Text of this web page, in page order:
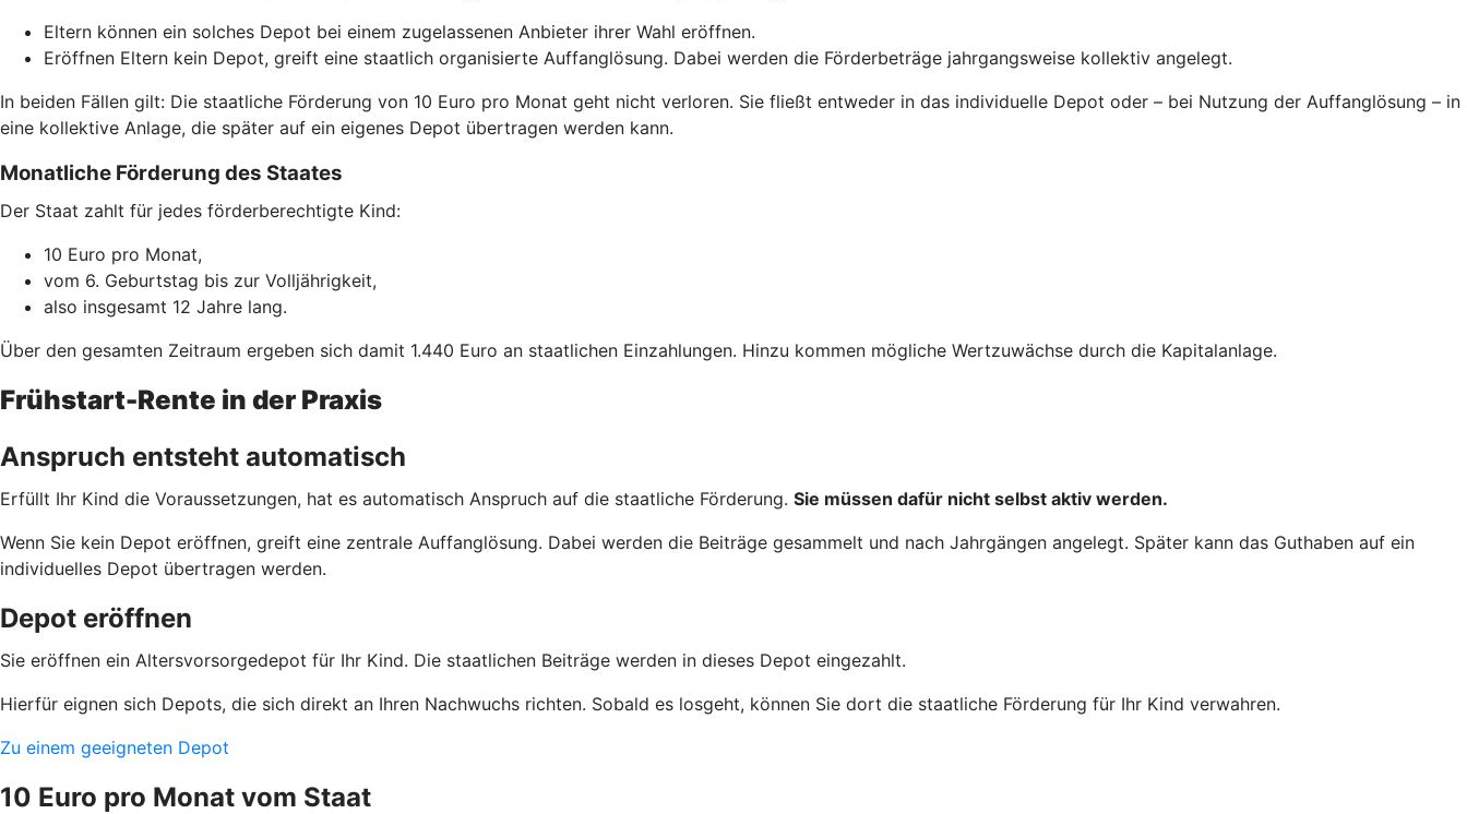
Eltern können ein solches Depot bei einem zugelassenen Anbieter ihrer Wahl eröffnen.
Eröffnen Eltern kein Depot, greift eine staatlich organisierte Auffanglösung. Dabei werden die Förderbeträge jahrgangsweise kollektiv angelegt.
In beiden Fällen gilt: Die staatliche Förderung von 10 Euro pro Monat geht nicht verloren. Sie fließt entweder in das individuelle Depot oder – bei Nutzung der Auffanglösung – in
eine kollektive Anlage, die später auf ein eigenes Depot übertragen werden kann.
Monatliche Förderung des Staates
Der Staat zahlt für jedes förderberechtigte Kind:
10 Euro pro Monat,
vom 6. Geburtstag bis zur Volljährigkeit,
also insgesamt 12 Jahre lang.
Über den gesamten Zeitraum ergeben sich damit 1.440 Euro an staatlichen Einzahlungen. Hinzu kommen mögliche Wertzuwächse durch die Kapitalanlage.
Frühstart-Rente in der Praxis
Anspruch entsteht automatisch
Erfüllt Ihr Kind die Voraussetzungen, hat es automatisch Anspruch auf die staatliche Förderung. Sie müssen dafür nicht selbst aktiv werden.
Wenn Sie kein Depot eröffnen, greift eine zentrale Auffanglösung. Dabei werden die Beiträge gesammelt und nach Jahrgängen angelegt. Später kann das Guthaben auf ein
individuelles Depot übertragen werden.
Depot eröffnen
Sie eröffnen ein Altersvorsorgedepot für Ihr Kind. Die staatlichen Beiträge werden in dieses Depot eingezahlt.
Hierfür eignen sich Depots, die sich direkt an Ihren Nachwuchs richten. Sobald es losgeht, können Sie dort die staatliche Förderung für Ihr Kind verwahren.
Zu einem geeigneten Depot
10 Euro pro Monat vom Staat